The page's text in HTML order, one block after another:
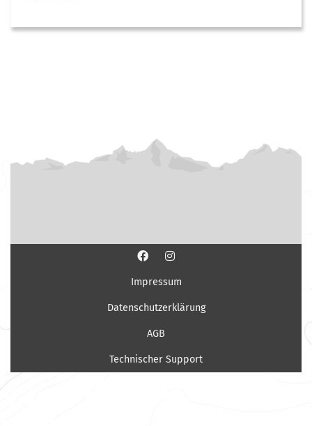
Impressum
Datenschutzerklärung
AGB
Technischer Support